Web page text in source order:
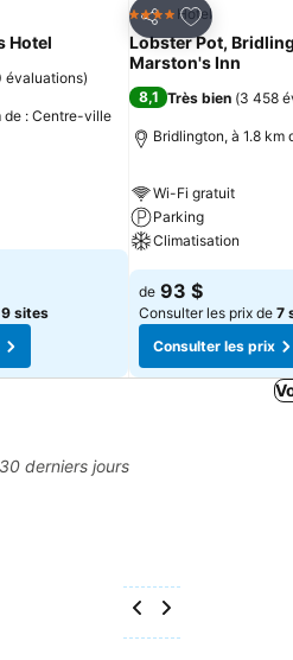
favoris
Hotel
évaluations)
de : Centre-ville
9 sites
Partager
Ajouter à
4 ÉtoilesHotel
Lobster Pot,
Marston's Inn
8,1 Très bien (3 458
Bridlington, à 1.8
Wi-Fi gratuit
Parking
Climatisation
de 93 $
Consulter les prix de 7
Consulter les prix
derniers jours